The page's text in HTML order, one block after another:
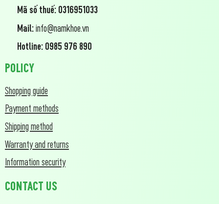
Mã số thuế: 0316951033
Mail:info@namkhoe.vn
Hotline: 0985 976 890
POLICY
Shopping guide
Payment methods
Shipping method
Warranty and returns
Information security
CONTACT US